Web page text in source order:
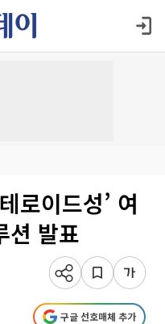
로이드성’ 여
션 발표
구글 선호매체 추가